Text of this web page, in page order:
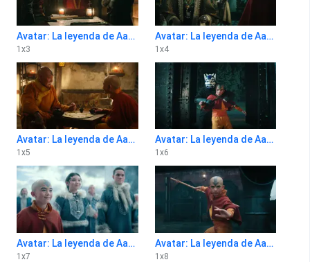
Avatar: La leyenda de Aang 1x3
1 x3
Avatar: La leyenda de Aang 1x4
1 x4
Avatar: La leyenda de Aang 1x5
1 x5
Avatar: La leyenda de Aang 1x6
1 x6
Avatar: La leyenda de Aang 1x7
1 x7
Avatar: La leyenda de Aang 1x8
1 x8